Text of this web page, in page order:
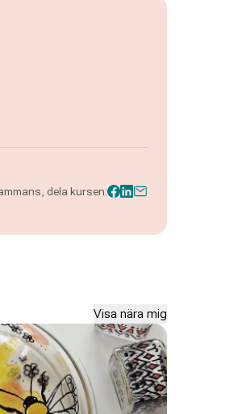
dela kursen:
Visa nära mig